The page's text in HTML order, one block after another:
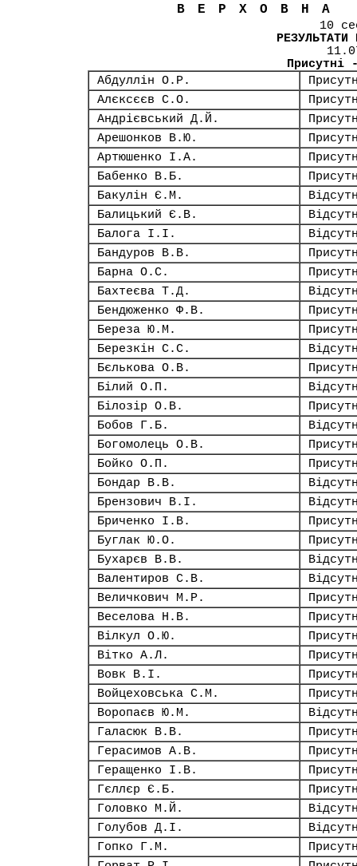
10
РЕЗУЛЬТАТИ
Абдуллін О.Р.
Алєксєєв С.О.
Андрієвський Д.Й.
Арешонков В.Ю.
Артюшенко І.А.
Бабенко В.Б.
Бакулін Є.М.
Балицький Є.В.
Балога І.І.
Бандуров В.В.
Барна О.С.
Бахтеєва Т.Д.
Бендюженко Ф.В.
Береза Ю.М.
Березкін С.С.
Бєлькова О.В.
Білий О.П.
Білозір О.В.
Бобов Г.Б.
Богомолець О.В.
Бойко О.П.
Бондар В.В.
Брензович В.І.
Бриченко І.В.
Буглак Ю.О.
Бухарєв В.В.
Валентиров С.В.
Величкович М.Р.
Веселова Н.В.
Вілкул О.Ю.
Вітко А.Л.
Вовк В.І.
Войцеховська С.М.
Воропаєв Ю.М.
Галасюк В.В.
Герасимов А.В.
Геращенко І.В.
Гєллєр Є.Б.
Головко М.Й.
Голубов Д.І.
Гопко Г.М.